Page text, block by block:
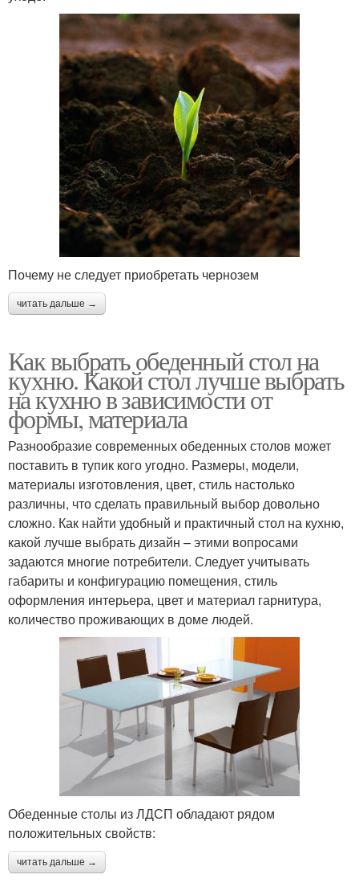
Почему не следует приобретать чернозем
читать дальше →
Как выбрать обеденный стол на
кухню. Какой стол лучше выбрать
на кухню в зависимости от
формы, материала
Разнообразие современных обеденных столов может
поставить в тупик кого угодно. Размеры, модели,
материалы изготовления, цвет, стиль настолько
различны, что сделать правильный выбор довольно
сложно. Как найти удобный и практичный стол на кухню,
какой лучше выбрать дизайн – этими вопросами
задаются многие потребители. Следует учитывать
габариты и конфигурацию помещения, стиль
оформления интерьера, цвет и материал гарнитура,
количество проживающих в доме людей.
Обеденные столы из ЛДСП обладают рядом
положительных свойств:
читать дальше →